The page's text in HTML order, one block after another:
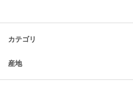
カテゴリ
産地